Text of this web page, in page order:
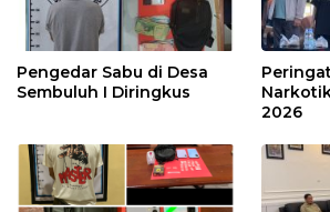
Pengedar Sabu di Desa
Sembuluh I Diringkus
2026